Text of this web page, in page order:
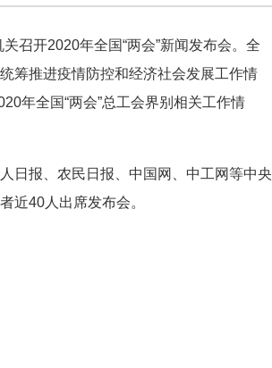
开2020年全国“两会”新闻发布会。全
筹推进疫情防控和经济社会发展工作情
年全国“两会”总工会界别相关工作情
报、农民日报、中国网、中工网等中央
近40人出席发布会。